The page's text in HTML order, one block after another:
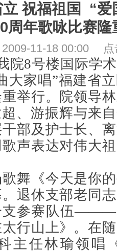
祝福祖国 “爱
周年歌咏比赛隆
2009-11-18 00:00 点
院8号楼国际学
大家唱”福建省
举行。院领导
、游振辉与来
部及护士长、
声表达对伟大
舞《今天是你
退休支部老同
支参赛队伍———
行山上》。在
主任林瑜领唱